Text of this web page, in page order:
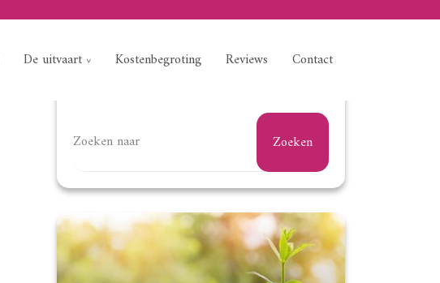
De uitvaart Kostenbegroting Reviews Contact